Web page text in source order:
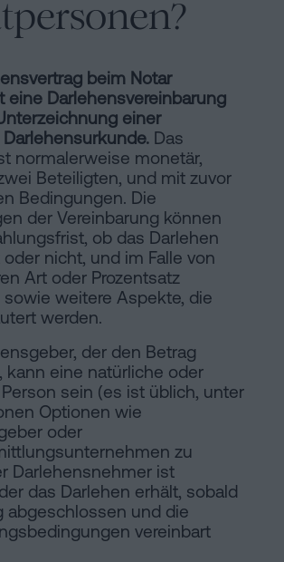
beim Notar
eine Darlehensvereinbarung
einer
Das
normalerweise monetär,
Beteiligten, und mit zuvor
Bedingungen. Die
der Vereinbarung können
ob das Darlehen
nicht, und im Falle von
Art oder Prozentsatz
weitere Aspekte, die
werden.
der den Betrag
kann eine natürliche oder
sein (es ist üblich, unter
Optionen wie
oder
zu
Darlehensnehmer ist
das Darlehen erhält, sobald
abgeschlossen und die
vereinbart